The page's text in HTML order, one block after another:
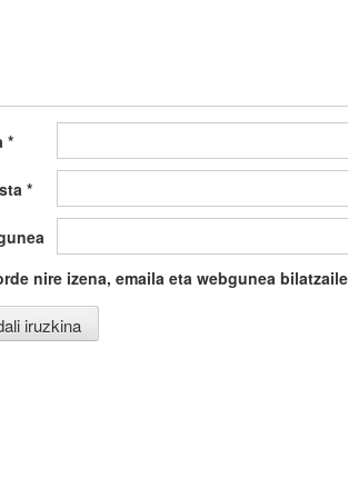
*
*
nire izena, emaila eta webgunea